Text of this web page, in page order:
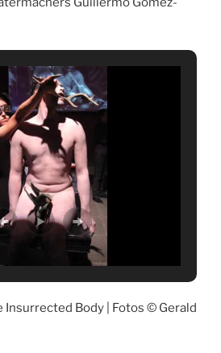
Insurrected Body | Fotos © Gerald